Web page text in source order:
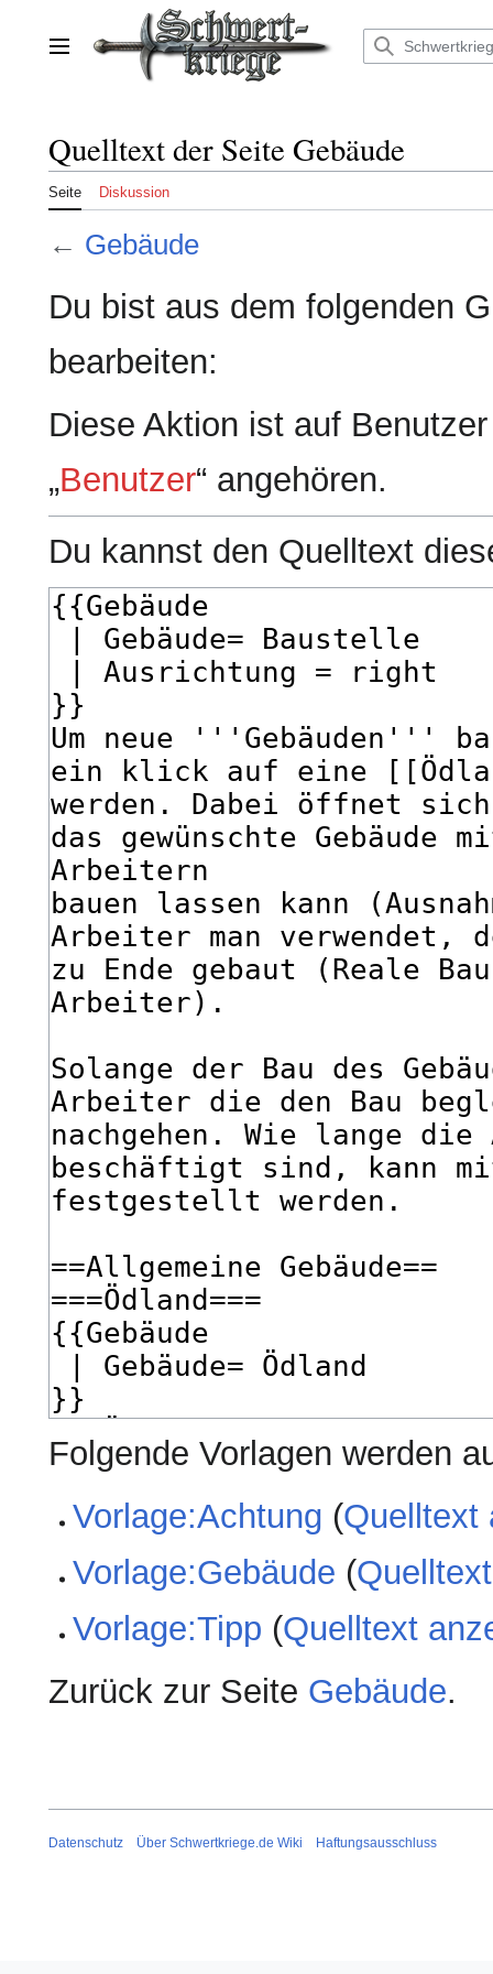
springenHauptmenü
Quelltext der Seite Gebäude
Seite Diskussion
← Gebäude
Du bist aus dem folgenden
bearbeiten:
Diese Aktion ist auf
„Benutzer“ angehören.
Du kannst den Quelltext
Folgende Vorlagen werden
Vorlage:Achtung (Quelltext
Vorlage:Gebäude (
Vorlage:Tipp (Quelltext
Zurück zur Seite Gebäude.
Datenschutz Über Schwertkriege.de Wiki Haftungsausschluss